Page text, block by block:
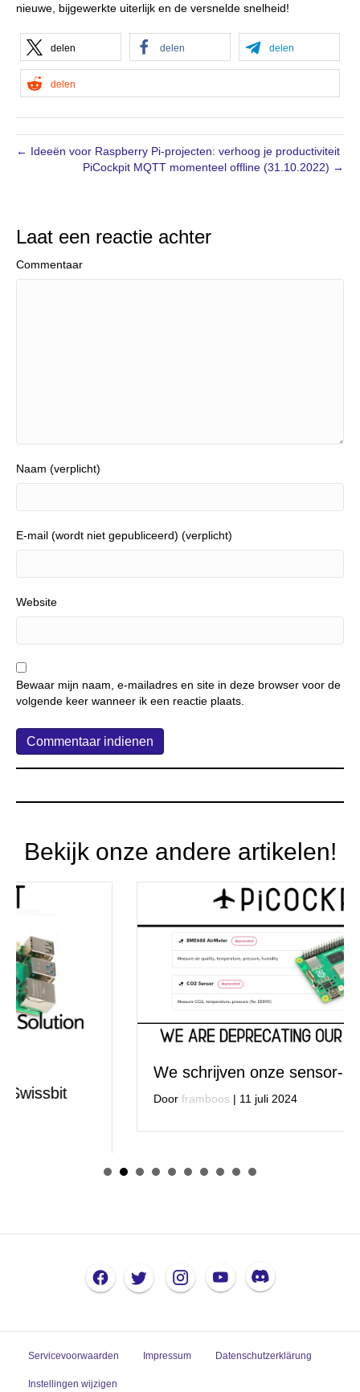
nieuwe, bijgewerkte uiterlijk en de versnelde snelheid!
delen delen delen
delen
← Ideeën voor Raspberry Pi-projecten: verhoog je productiviteit
PiCockpit MQTT momenteel offline (31.10.2022) →
Laat een reactie achter
Commentaar
Naam (verplicht)
E-mail (wordt niet gepubliceerd) (verplicht)
Website
Bewaar mijn naam, e-mailadres en site in deze browser voor de
volgende keer wanneer ik een reactie plaats.
Bekijk onze andere artikelen!
We schrijven onze sensor-apps uit
Door 11 juli 2024
Servicevoorwaarden Impressum Datenschutzerklärung
Instellingen wijzigen